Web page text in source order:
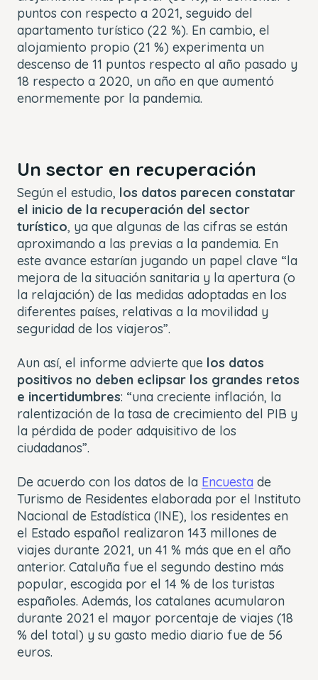
puntos con respecto a 2021, seguido del
apartamento turístico (22 %). En cambio, el
alojamiento propio (21 %) experimenta un
descenso de 11 puntos respecto al año pasado y
18 respecto a 2020, un año en que aumentó
enormemente por la pandemia.
Un sector en recuperación
Según el estudio, los datos parecen constatar
el inicio de la recuperación del sector
turístico, ya que algunas de las cifras se están
aproximando a las previas a la pandemia. En
este avance estarían jugando un papel clave “la
mejora de la situación sanitaria y la apertura (o
la relajación) de las medidas adoptadas en los
diferentes países, relativas a la movilidad y
seguridad de los viajeros”.
Aun así, el informe advierte que los datos
positivos no deben eclipsar los grandes retos
e incertidumbres: “una creciente inflación, la
ralentización de la tasa de crecimiento del PIB y
la pérdida de poder adquisitivo de los
ciudadanos”.
De acuerdo con los datos de la Encuesta de
Turismo de Residentes elaborada por el Instituto
Nacional de Estadística (INE), los residentes en
el Estado español realizaron 143 millones de
viajes durante 2021, un 41 % más que en el año
anterior. Cataluña fue el segundo destino más
popular, escogida por el 14 % de los turistas
españoles. Además, los catalanes acumularon
durante 2021 el mayor porcentaje de viajes (18
% del total) y su gasto medio diario fue de 56
euros.